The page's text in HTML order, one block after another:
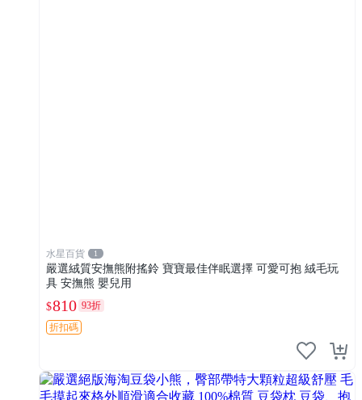
水星百貨 1
嚴選絨質安撫熊附搖鈴 寶寶最佳伴眠選擇 可愛可抱 絨毛玩
具 安撫熊 嬰兒用
$810 93折
折扣碼